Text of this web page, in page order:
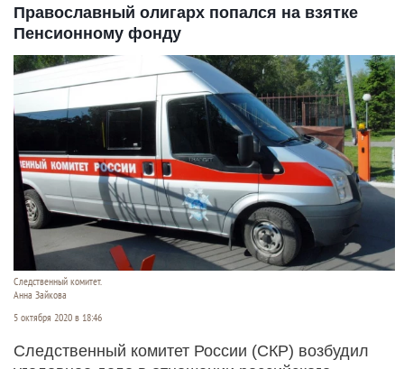
Православный олигарх попался на взятке
Пенсионному фонду
Следственный комитет.
Анна Зайкова
5 октября 2020 в 18:46
Следственный комитет России (СКР) возбудил